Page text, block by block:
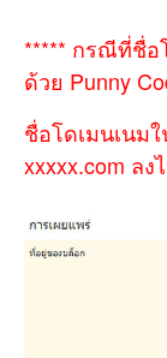
***** กรณีที่ชื่อ
ด้วย Punny
ชื่อโดเมนเนม
xxxxx.com ลง